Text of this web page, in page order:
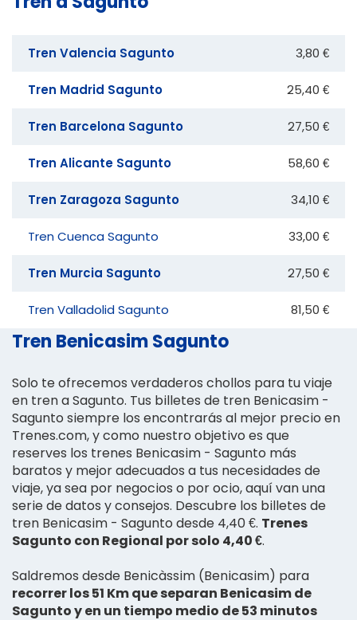
Tren Valencia Sagunto 3,80 €
Tren Madrid Sagunto 25,40 €
Tren Barcelona Sagunto 27,50 €
Tren Alicante Sagunto 58,60 €
Tren Zaragoza Sagunto 34,10 €
Tren Cuenca Sagunto 33,00 €
Tren Murcia Sagunto 27,50 €
Tren Valladolid Sagunto 81,50 €
Tren Benicasim Sagunto
Solo te ofrecemos verdaderos chollos para tu viaje
en tren a Sagunto. Tus billetes de tren Benicasim -
Sagunto siempre los encontrarás al mejor precio en
Trenes.com, y como nuestro objetivo es que
reserves los trenes Benicasim - Sagunto más
baratos y mejor adecuados a tus necesidades de
viaje, ya sea por negocios o por ocio, aquí van una
serie de datos y consejos. Descubre los billetes de
tren Benicasim - Sagunto desde 4,40 €. Trenes
Sagunto con Regional por solo 4,40 €.
Saldremos desde Benicàssim (Benicasim) para
recorrer los 51 Km que separan Benicasim de
Sagunto y en un tiempo medio de 53 minutos